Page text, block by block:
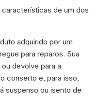
de um dos
adquirido por um
para reparos. Sua
devolve para a
conserto e, para isso,
suspenso ou isento de